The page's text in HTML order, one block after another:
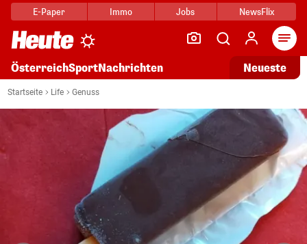
E-Paper Immo Jobs NewsFlix
ÖsterreichSportNachrichten Neueste
Startseite Life Genuss